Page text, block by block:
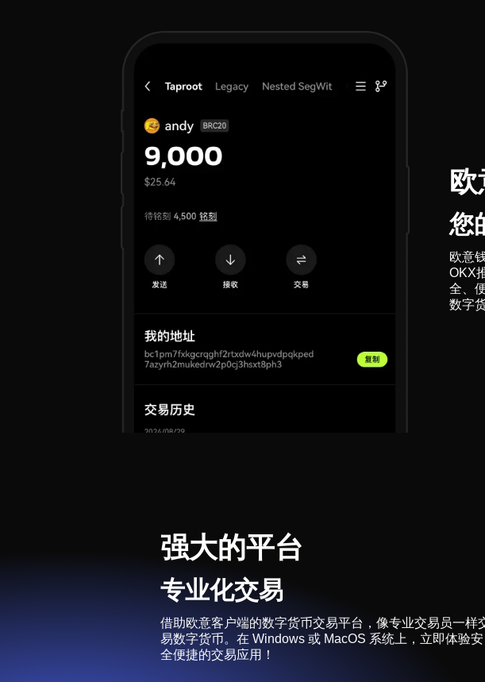
您
欧意
OKX
全、
数字
强大的平台
专业化交易
借助欧意客户端的数字货币交易平台，像专业交易员一样
易数字货币。在 Windows 或 MacOS 系统上，立即体验安
全便捷的交易应用！